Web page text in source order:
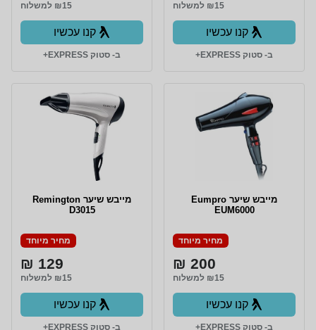
₪15 למשלוח
קנו עכשיו
ב- סטוק EXPRESS+
₪15 למשלוח
קנו עכשיו
ב- סטוק EXPRESS+
מייבש שיער Eumpro
EUM6000
מחיר מיוחד
200 ₪
₪15 למשלוח
קנו עכשיו
ב- סטוק EXPRESS+
מייבש שיער Remington
D3015
מחיר מיוחד
129 ₪
₪15 למשלוח
קנו עכשיו
ב- סטוק EXPRESS+